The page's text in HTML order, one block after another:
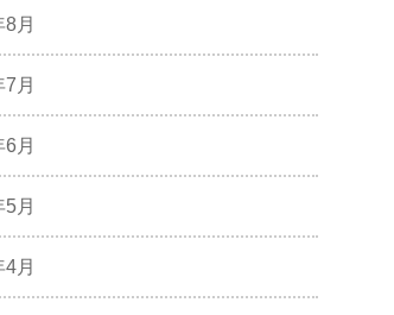
8月
7月
6月
5月
4月